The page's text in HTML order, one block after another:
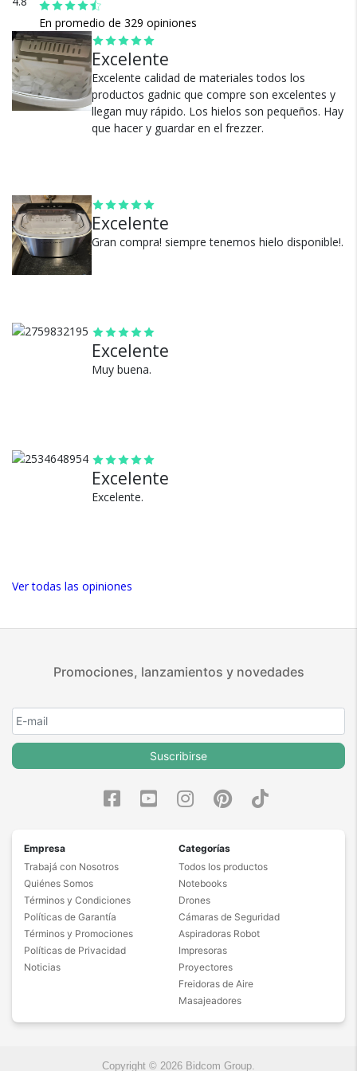
Listo para usar y diseñado para tu comodidad
El kit incluye canasta y pala, lo que permite extraer el hielo
con facilidad y sin complicaciones. Su potencia de noventa y
cinco vatios y compatibilidad con instalación doméstica
hacen de este equipo una eleccion inteligente para el hogar,
eventos o brindis de manera inmediata.
- Peso neto: 6,1 kg
En promedio de 329 opiniones
Excelente
Excelente calidad de materiales todos los
productos gadnic que compre son excelentes y
llegan muy rápido. Los hielos son pequeños. Hay
que hacer y guardar en el frezzer.
Excelente
Gran compra! siempre tenemos hielo disponible!.
Excelente
Muy buena.
Excelente
Excelente.
Ver todas las opiniones
Cambios y Devoluciones
seguros?
5 estrellas de 5 en Facebook.
Más de 15.000 comentarios
positivos en todos nuestros
nosotros.
Promociones, lanzamientos y novedades
Suscribirse
Empresa
Trabajá con Nosotros
Quiénes Somos
Términos y Condiciones
Políticas de Garantía
Términos y Promociones
Políticas de Privacidad
Noticias
Categorías
Todos los productos
Notebooks
Drones
Cámaras de Seguridad
Aspiradoras Robot
Impresoras
Proyectores
Freidoras de Aire
Masajeadores
Copyright © 2026 Bidcom Group.